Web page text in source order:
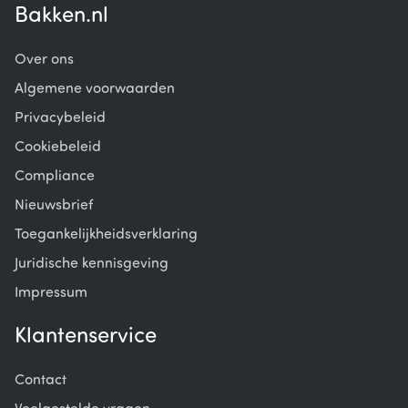
Bakken.nl
Over ons
Algemene voorwaarden
Privacybeleid
Cookiebeleid
Compliance
Nieuwsbrief
Toegankelijkheidsverklaring
Juridische kennisgeving
Impressum
Klantenservice
Contact